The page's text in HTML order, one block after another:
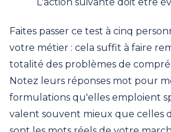
Faites passer ce test à cinq
votre métier : cela suffit à faire
totalité des problèmes de
Notez leurs réponses mot pour
formulations qu'elles emploient
valent souvent mieux que celles